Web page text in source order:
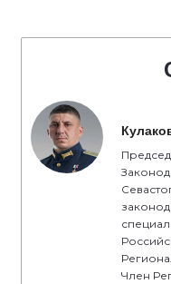
Член